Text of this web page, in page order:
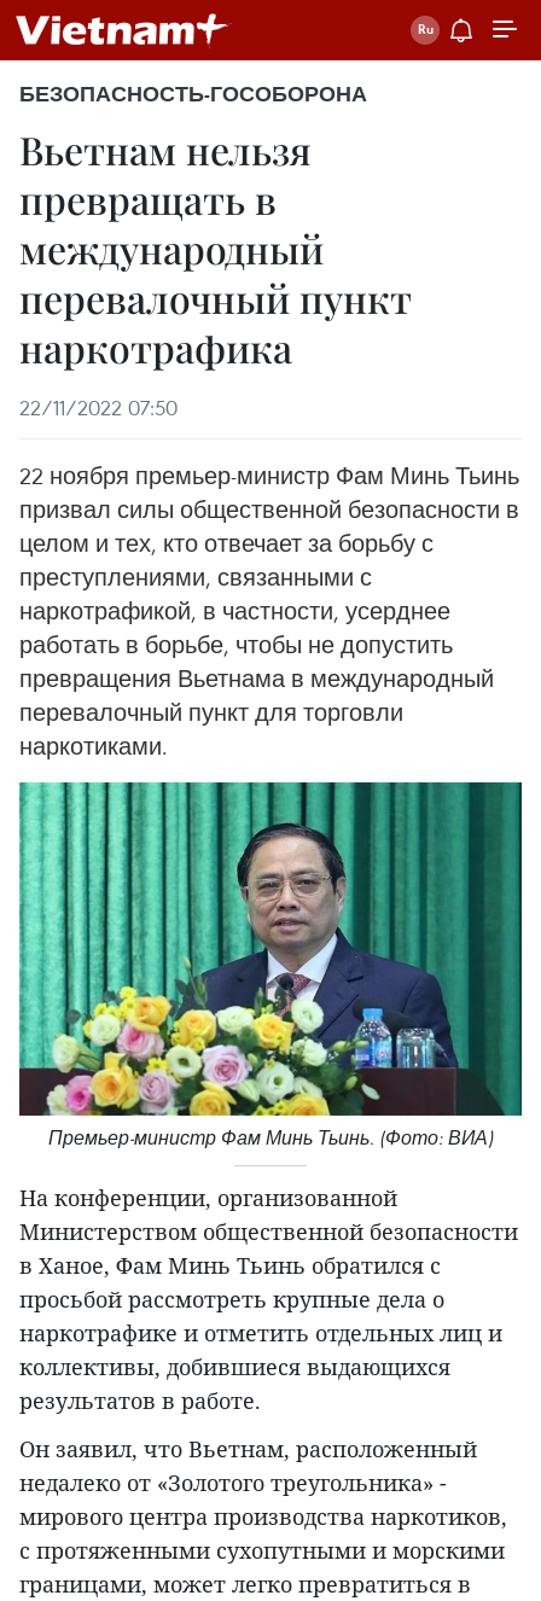
БЕЗОПАСНОСТЬ-ГОСОБОРОНА
Вьетнам нельзя
превращать в
международный
перевалочный пункт
наркотрафика
22/11/2022 07:50
22 ноября премьер-министр Фам Минь Тьинь
призвал силы общественной безопасности в
целом и тех, кто отвечает за борьбу с
преступлениями, связанными с
наркотрафикой, в частности, усерднее
работать в борьбе, чтобы не допустить
превращения Вьетнама в международный
перевалочный пункт для торговли
наркотиками.
Премьер-министр Фам Минь Тьинь. (Фото: ВИА)
На конференции, организованной
Министерством общественной безопасности
в Ханое, Фам Минь Тьинь обратился с
просьбой рассмотреть крупные дела о
наркотрафике и отметить отдельных лиц и
коллективы, добившиеся выдающихся
результатов в работе.
Он заявил, что Вьетнам, расположенный
недалеко от «Золотого треугольника» -
мирового центра производства наркотиков,
с протяженными сухопутными и морскими
границами, может легко превратиться в